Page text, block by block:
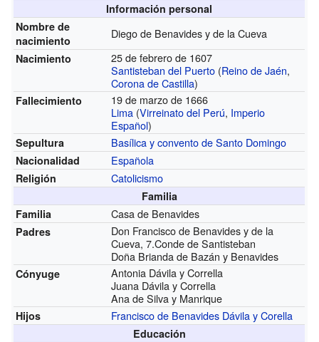
Información personal
Nombre de
nacimiento
Diego de Benavides y de la Cueva
Nacimiento
25 de febrero de 1607
Santisteban del Puerto (Reino de Jaén,
Corona de Castilla)
Fallecimiento
19 de marzo de 1666
Lima (Virreinato del Perú, Imperio
Español)
Sepultura Basílica y convento de Santo Domingo
Nacionalidad Española
Religión Catolicismo
Familia
Familia
Casa de Benavides
Padres
Don Francisco de Benavides y de la
Cueva, 7.Conde de Santisteban
Doña Brianda de Bazán y Benavides
Cónyuge
Antonia Dávila y Corrella
Juana Dávila y Corrella
Ana de Silva y Manrique
Hijos Francisco de Benavides Dávila y Corella
Educación